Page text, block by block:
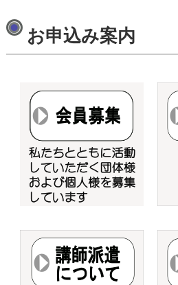
お申込み案内